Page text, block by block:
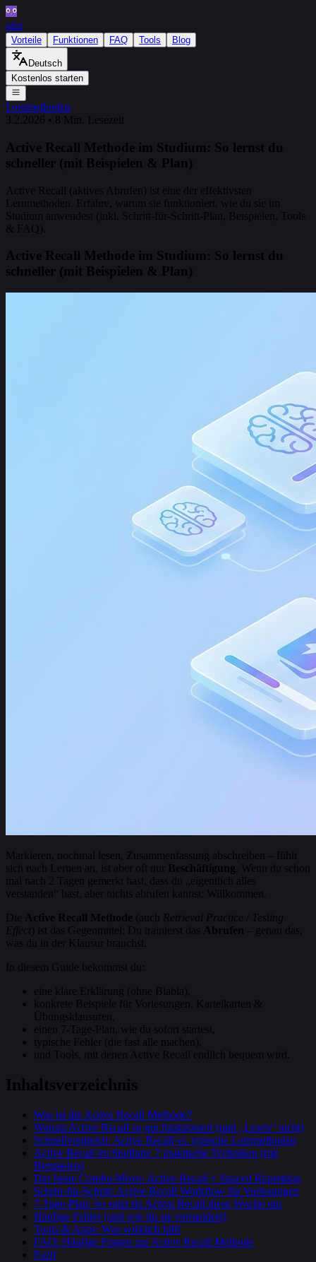
okti
Vorteile Funktionen FAQ Tools Blog
Deutsch
Kostenlos starten
Lernmethoden
3.2.2026 • 8 Min. Lesezeit
Active Recall Methode im Studium: So lernst du
schneller (mit Beispielen & Plan)
Active Recall (aktives Abrufen) ist eine der effektivsten
Lernmethoden. Erfahre, warum sie funktioniert, wie du sie im
Studium anwendest (inkl. Schritt-für-Schritt-Plan, Beispielen, Tools
& FAQ).
Active Recall Methode im Studium: So lernst du
schneller (mit Beispielen & Plan)
Markieren, nochmal lesen, Zusammenfassung abschreiben – fühlt
sich nach Lernen an, ist aber oft nur Beschäftigung . Wenn du schon
mal nach 2 Tagen gemerkt hast, dass du „eigentlich alles
verstanden“ hast, aber nichts abrufen kannst: Willkommen.
Die Active Recall Methode (auch Retrieval Practice
Testing
Effect ) ist das Gegenmittel: Du trainierst das Abrufen – genau das,
was du in der Klausur brauchst.
In diesem Guide bekommst du:
eine klare Erklärung (ohne Blabla),
konkrete Beispiele für Vorlesungen, Karteikarten &
Übungsklausuren,
einen 7‑Tage-Plan, wie du sofort startest,
typische Fehler (die fast alle machen),
und Tools, mit denen Active Recall endlich bequem wird.
Inhaltsverzeichnis
Was ist die Active Recall Methode?
Warum Active Recall so gut funktioniert (und „Lesen“ nicht)
Schnellvergleich: Active Recall vs. typische Lernmethoden
Active Recall im Studium: 7 praktische Techniken (mit
Beispielen)
Der beste Combo-Move: Active Recall + Spaced Repetition
Schritt-für-Schritt: Active Recall Workflow für Vorlesungen
7‑Tage-Plan: So setzt du Active Recall diese Woche um
Häufige Fehler (und wie du sie vermeidest)
Tools & Apps: Was wirklich hilft
FAQ: Häufige Fragen zur Active Recall Methode
Fazit